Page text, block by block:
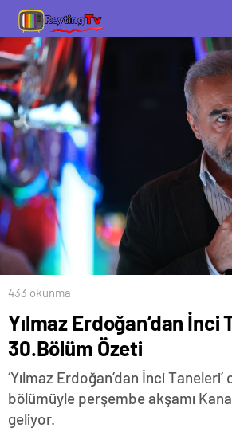
433 okunma
Yılmaz Erdoğan’dan İnci
30.Bölüm Özeti
‘Yılmaz Erdoğan’dan İnci
bölümüyle perşembe akşamı
geliyor.